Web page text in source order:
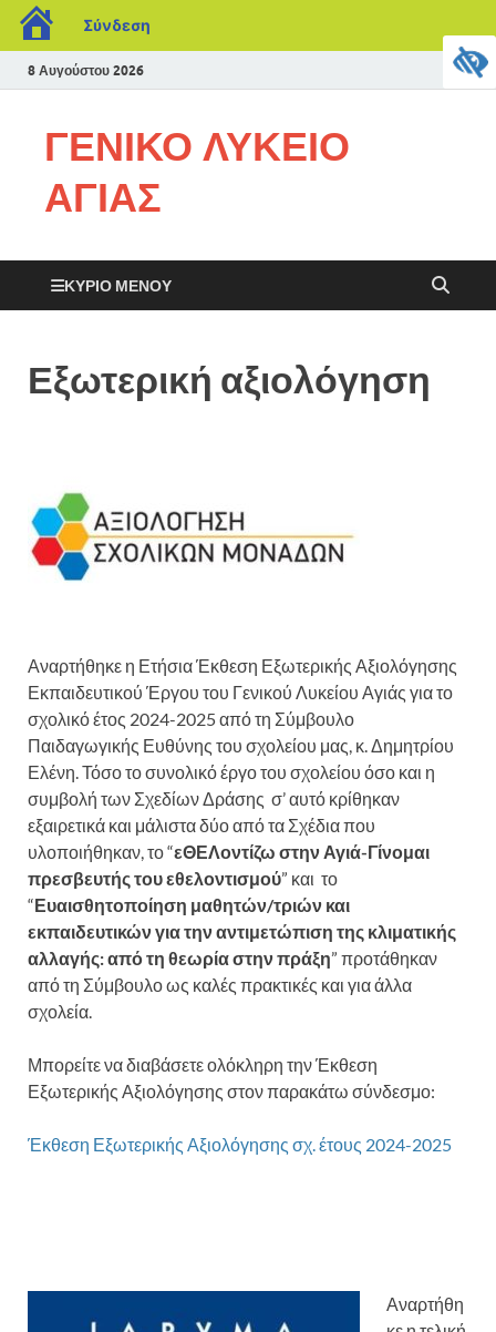
Σύνδεση
8 Αυγούστου 2026
ΓΕΝΙΚΟ ΛΥΚΕΙΟ
ΑΓΙΑΣ
ΚΎΡΙΟ ΜΕΝΟΎ
Εξωτερική αξιολόγηση
Αναρτήθηκε η Ετήσια Έκθεση Εξωτερικής Αξιολόγησης
Εκπαιδευτικού Έργου του Γενικού Λυκείου Αγιάς για το
σχολικό έτος 2024-2025 από τη Σύμβουλο
Παιδαγωγικής Ευθύνης του σχολείου μας, κ. Δημητρίου
Ελένη. Τόσο το συνολικό έργο του σχολείου όσο και η
συμβολή των Σχεδίων Δράσης σ’ αυτό κρίθηκαν
εξαιρετικά και μάλιστα δύο από τα Σχέδια που
υλοποιήθηκαν, το “εΘΕΛοντίζω στην Αγιά-Γίνομαι
πρεσβευτής του εθελοντισμού” και το
“Ευαισθητοποίηση μαθητών/τριών και
εκπαιδευτικών για την αντιμετώπιση της κλιματικής
αλλαγής: από τη θεωρία στην πράξη” προτάθηκαν
από τη Σύμβουλο ως καλές πρακτικές και για άλλα
σχολεία.
Μπορείτε να διαβάσετε ολόκληρη την Έκθεση
Εξωτερικής Αξιολόγησης στον παρακάτω σύνδεσμο:
Έκθεση Εξωτερικής Αξιολόγησης σχ. έτους 2024-2025
Αναρτήθη